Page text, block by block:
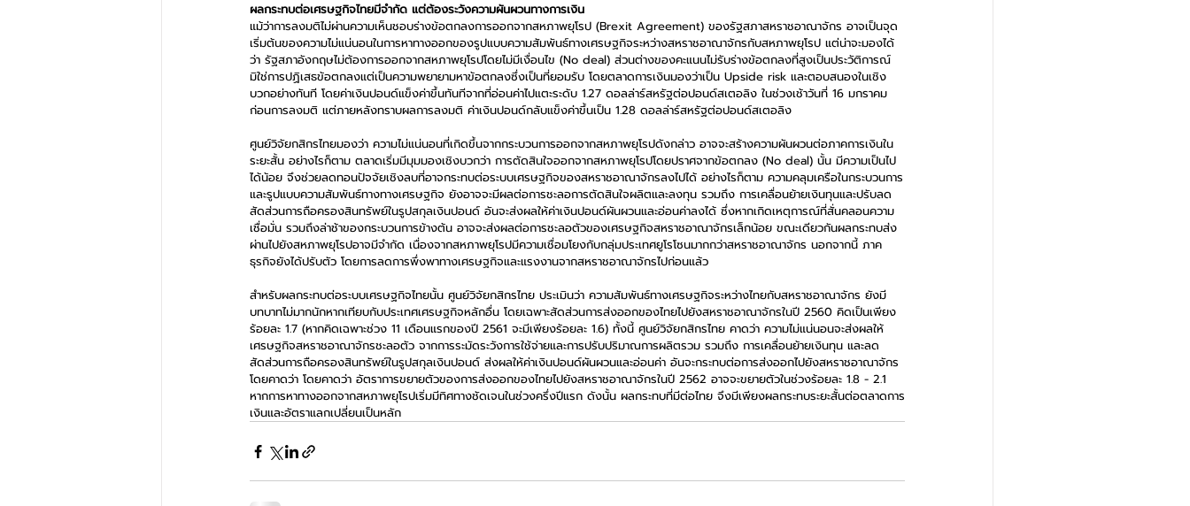
ผลกระทบต่อเศรษฐกิจไทยมีจำกัด แต่ต้องระวังความผันผวนทางการเงิน
แม้ว่าการลงมติไม่ผ่านความเห็นชอบร่างข้อตกลงการออกจากสหภาพยุโรป (Brexit Agreement) ของรัฐสภาสหราชอาณาจักร อาจเป็นจุด
เริ่มต้นของความไม่แน่นอนในการหาทางออกของรูปแบบความสัมพันธ์ทางเศรษฐกิจระหว่างสหราชอาณาจักรกับสหภาพยุโรป แต่น่าจะมองได้
ว่า รัฐสภาอังกฤษไม่ต้องการออกจากสหภาพยุโรปโดยไม่มีเงื่อนไข (No deal) ส่วนต่างของคะแนนไม่รับร่างข้อตกลงที่สูงเป็นประวัติการณ์
มิใช่การปฏิเสธข้อตกลงแต่เป็นความพยายามหาข้อตกลงซึ่งเป็นที่ยอมรับ โดยตลาดการเงินมองว่าเป็น Upside risk และตอบสนองในเชิง
บวกอย่างทันที โดยค่าเงินปอนด์แข็งค่าขึ้นทันทีจากที่อ่อนค่าไปแตะระดับ 1.27 ดอลล่าร์สหรัฐต่อปอนด์สเตอลิง ในช่วงเช้าวันที่ 16 มกราคม
ก่อนการลงมติ แต่ภายหลังทราบผลการลงมติ ค่าเงินปอนด์กลับแข็งค่าขึ้นเป็น 1.28 ดอลล่าร์สหรัฐต่อปอนด์สเตอลิง
ศูนย์วิจัยกสิกรไทยมองว่า ความไม่แน่นอนที่เกิดขึ้นจากกระบวนการออกจากสหภาพยุโรปดังกล่าว อาจจะสร้างความผันผวนต่อภาคการเงินใน
ระยะสั้น อย่างไรก็ตาม ตลาดเริ่มมีมุมมองเชิงบวกว่า การตัดสินใจออกจากสหภาพยุโรปโดยปราศจากข้อตกลง (No deal) นั้น มีความเป็นไป
ได้น้อย จึงช่วยลดทอนปัจจัยเชิงลบที่อาจกระทบต่อระบบเศรษฐกิจของสหราชอาณาจักรลงไปได้ อย่างไรก็ตาม ความคลุมเครือในกระบวนการ
และรูปแบบความสัมพันธ์ทางทางเศรษฐกิจ ยังอาจจะมีผลต่อการชะลอการตัดสินใจผลิตและลงทุน รวมถึง การเคลื่อนย้ายเงินทุนและปรับลด
สัดส่วนการถือครองสินทรัพย์ในรูปสกุลเงินปอนด์ อันจะส่งผลให้ค่าเงินปอนด์ผันผวนและอ่อนค่าลงได้ ซึ่งหากเกิดเหตุการณ์ที่สั่นคลอนความ
เชื่อมั่น รวมถึงล่าช้าของกระบวนการข้างต้น อาจจะส่งผลต่อการชะลอตัวของเศรษฐกิจสหราชอาณาจักรเล็กน้อย ขณะเดียวกันผลกระทบส่ง
ผ่านไปยังสหภาพยุโรปอาจมีจำกัด เนื่องจากสหภาพยุโรปมีความเชื่อมโยงกับกลุ่มประเทศยูโรโซนมากกว่าสหราชอาณาจักร นอกจากนี้ ภาค
ธุรกิจยังได้ปรับตัว โดยการลดการพึ่งพาทางเศรษฐกิจและแรงงานจากสหราชอาณาจักรไปก่อนแล้ว
สำหรับผลกระทบต่อระบบเศรษฐกิจไทยนั้น ศูนย์วิจัยกสิกรไทย ประเมินว่า ความสัมพันธ์ทางเศรษฐกิจระหว่างไทยกับสหราชอาณาจักร ยังมี
บทบาทไม่มากนักหากเทียบกับประเทศเศรษฐกิจหลักอื่น โดยเฉพาะสัดส่วนการส่งออกของไทยไปยังสหราชอาณาจักรในปี 2560 คิดเป็นเพียง
ร้อยละ 1.7 (หากคิดเฉพาะช่วง 11 เดือนแรกของปี 2561 จะมีเพียงร้อยละ 1.6) ทั้งนี้ ศูนย์วิจัยกสิกรไทย คาดว่า ความไม่แน่นอนจะส่งผลให้
เศรษฐกิจสหราชอาณาจักรชะลอตัว จากการระมัดระวังการใช้จ่ายและการปรับปริมาณการผลิตรวม รวมถึง การเคลื่อนย้ายเงินทุน และลด
สัดส่วนการถือครองสินทรัพย์ในรูปสกุลเงินปอนด์ ส่งผลให้ค่าเงินปอนด์ผันผวนและอ่อนค่า อันจะกระทบต่อการส่งออกไปยังสหราชอาณาจักร
โดยคาดว่า โดยคาดว่า อัตราการขยายตัวของการส่งออกของไทยไปยังสหราชอาณาจักรในปี 2562 อาจจะขยายตัวในช่วงร้อยละ 1.8 - 2.1
หากการหาทางออกจากสหภาพยุโรปเริ่มมีทิศทางชัดเจนในช่วงครึ่งปีแรก ดังนั้น ผลกระทบที่มีต่อไทย จึงมีเพียงผลกระทบระยะสั้นต่อตลาดการ
เงินและอัตราแลกเปลี่ยนเป็นหลัก